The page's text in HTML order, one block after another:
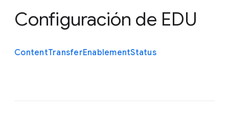
Configuración de EDU
ContentTransferEnablementStatus